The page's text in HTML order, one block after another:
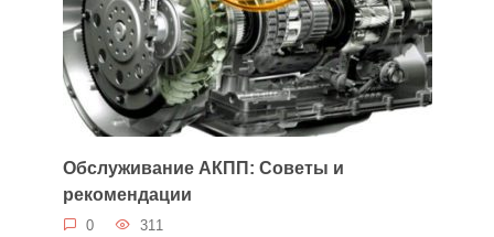
Обслуживание АКПП: Советы и
рекомендации
0 311